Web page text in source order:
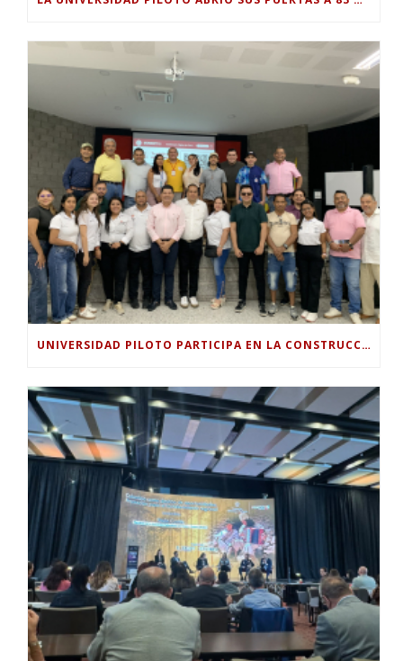
UNIVERSIDAD PILOTO PARTICIPA EN LA CONSTRUCCIÓN DEL PLAN SECTORIAL DE TURISMO 2026-2030